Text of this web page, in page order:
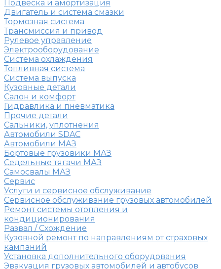
Подвеска и амортизация
Двигатель и система смазки
Тормозная система
Трансмиссия и привод
Рулевое управление
Электрооборудование
Система охлаждения
Топливная система
Система выпуска
Кузовные детали
Салон и комфорт
Гидравлика и пневматика
Прочие детали
Сальники, уплотнения
Автомобили SDAC
Автомобили МАЗ
Бортовые грузовики МАЗ
Седельные тягачи МАЗ
Самосвалы МАЗ
Сервис
Услуги и сервисное обслуживание
Сервисное обслуживание грузовых автомобилей
Ремонт системы отопления и
кондиционирования
Развал / Схождение
Кузовной ремонт по направлениям от страховых
кампаний
Установка дополнительного оборудования
Эвакуация грузовых автомобилей и автобусов